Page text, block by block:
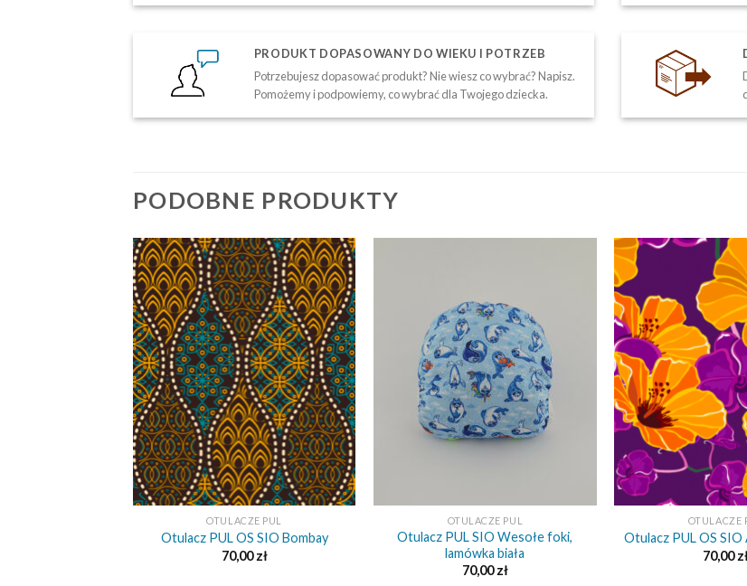
PRODUKT DOPASOWANY DO WIEKU I POTRZEB
Potrzebujesz dopasować produkt? Nie wiesz co wybrać? Napisz.
Pomożemy i podpowiemy, co wybrać dla Twojego dziecka.
PODOBNE PRODUKTY
+
OTULACZE PUL
Otulacz PUL OS SIO Bombay
70,00zł
OTULACZE PUL
Otulacz PUL SIO Wesołe foki,
lamówka biała
70,00zł
OTULACZE
Otulacz PUL OS SIO
70,00